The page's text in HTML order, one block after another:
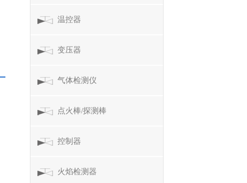
温控器
变压器
气体检测仪
点火棒/探测棒
控制器
火焰检测器